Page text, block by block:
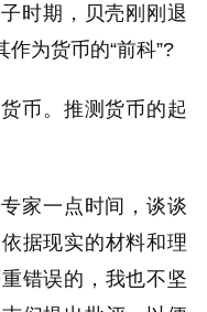
时期，贝壳刚刚退
为货币的“前科”?
币。推测货币的起
家一点时间，谈谈
据现实的材料和理
错误的，我也不坚